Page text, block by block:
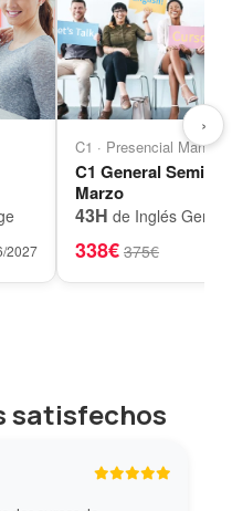
2027
C1 · Presencial
C1 General Semi-
Marzo
43H de Inglés
338€ 375€
›
satisfechos